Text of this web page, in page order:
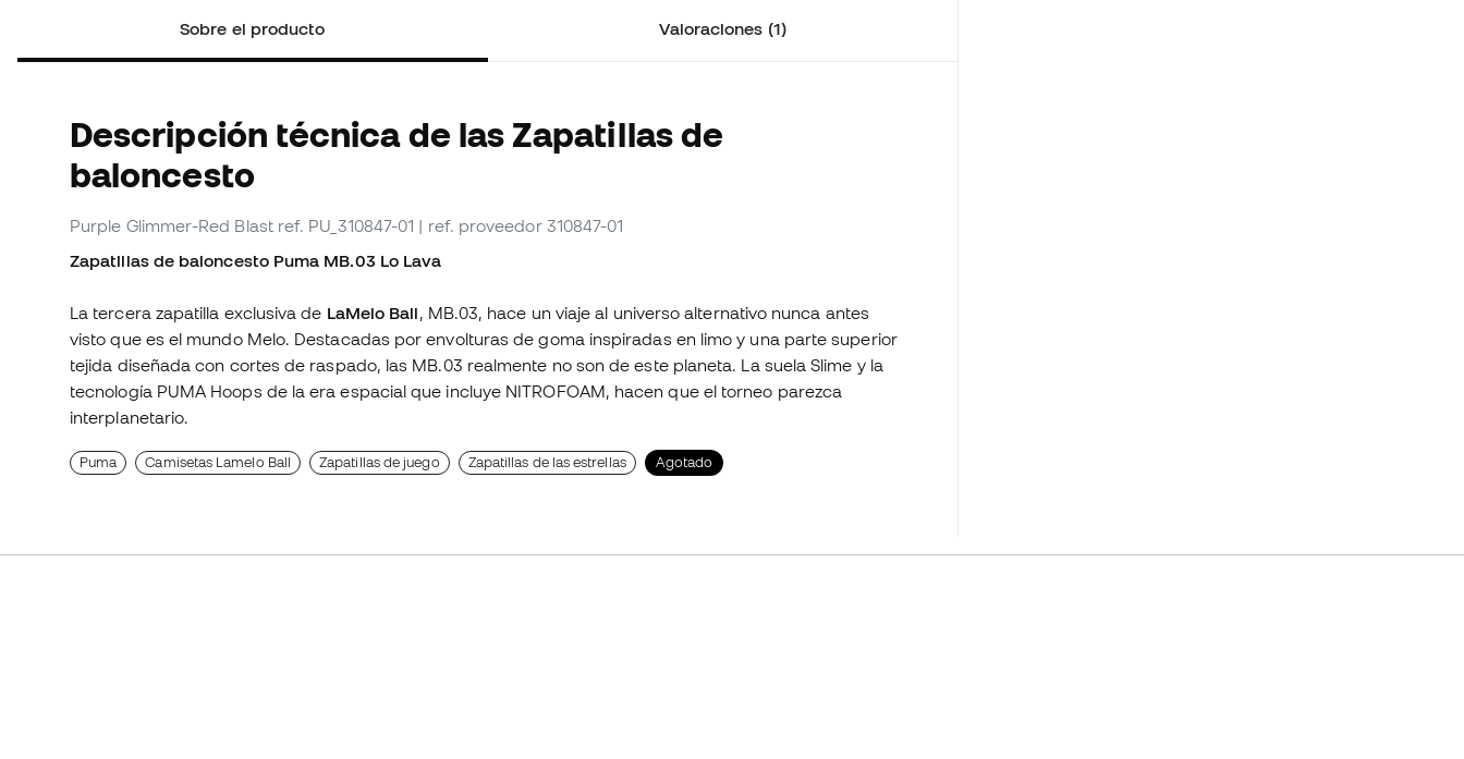
Sobre el producto Valoraciones (1)
Descripción técnica de las Zapatillas de
baloncesto
Purple Glimmer-Red Blast ref. PU_310847-01 | ref. proveedor 310847-01
Zapatillas de baloncesto Puma MB.03 Lo Lava
La tercera zapatilla exclusiva de LaMelo Ball, MB.03, hace un viaje al universo alternativo nunca antes
visto que es el mundo Melo. Destacadas por envolturas de goma inspiradas en limo y una parte superior
tejida diseñada con cortes de raspado, las MB.03 realmente no son de este planeta. La suela Slime y la
tecnología PUMA Hoops de la era espacial que incluye NITROFOAM, hacen que el torneo parezca
interplanetario.
Puma Camisetas Lamelo Ball Zapatillas de juego Zapatillas de las estrellas Agotado